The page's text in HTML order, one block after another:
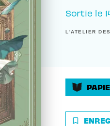
Sortie le
L'ATELIER
bookmark_border